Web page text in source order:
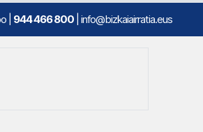
| 944 466 800 | info@bizkaiairratia.eus